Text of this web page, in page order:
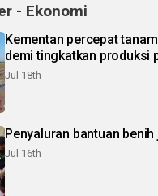
- Ekonomi
Kementan percepat
demi tingkatkan produksi
Jul 18th
Penyaluran bantuan
Jul 16th